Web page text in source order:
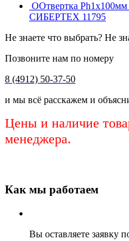
ООтвертка Ph1х100мм
СИБЕРТЕХ 11795
Не знаете что выбрать? Не
Позвоните нам по номеру
8 (4912) 50-37-50
и мы всё расскажем и
Цены и наличие
менеджера.
Как мы работаем
Вы оставляете заявку